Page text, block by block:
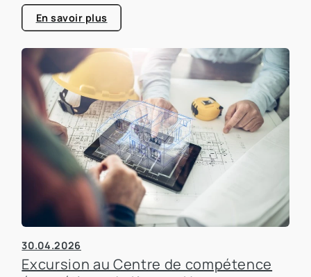
bâtiments, un sujet qui prend de plus en plus
d'importance dans le secteur immobilier.
En savoir plus
30.04.2026
Excursion au Centre de compétence